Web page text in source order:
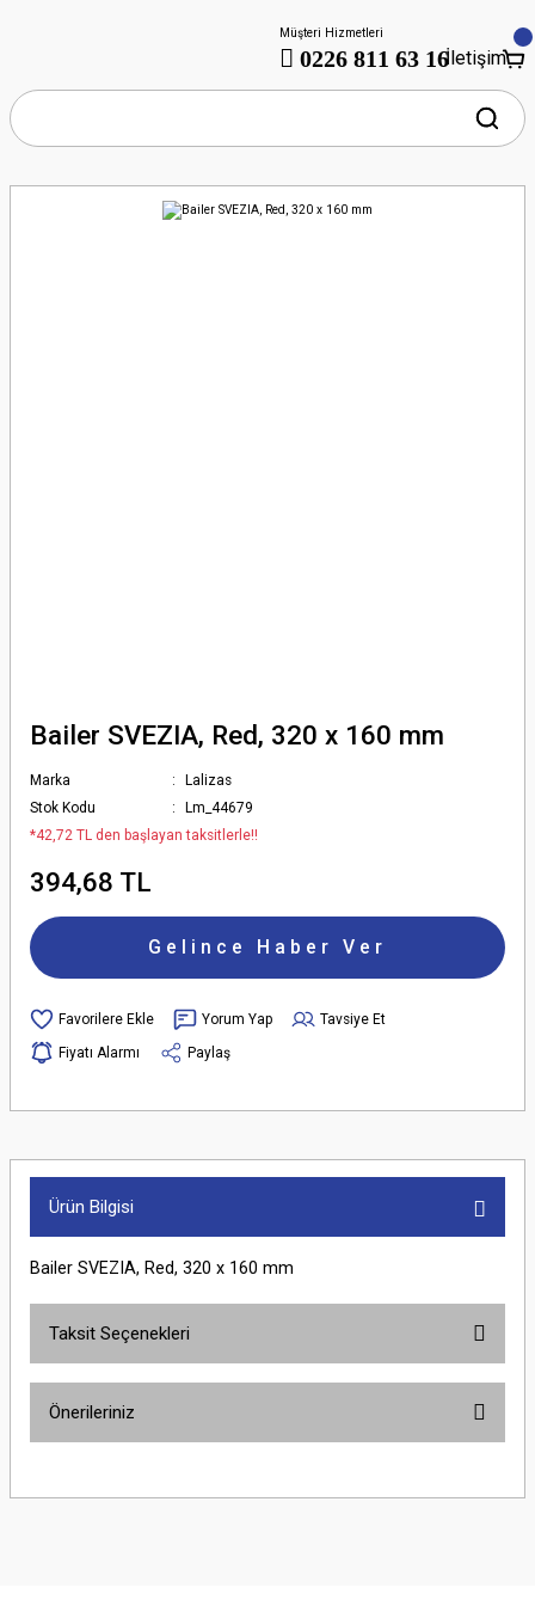
Müşteri Hizmetleri
0226 811 63 16İletişim
Bailer SVEZIA, Red, 320 x 160 mm
Marka
Lalizas
Stok Kodu
Lm_44679
*42,72 TL den başlayan taksitlerle!!
394,68 TL
Gelince Haber Ver
Yorum Yap
Tavsiye Et
Fiyatı Alarmı
Paylaş
Ürün Bilgisi
Bailer SVEZIA, Red, 320 x 160 mm
Taksit Seçenekleri
Önerileriniz
yetersiz gördüğünüz noktaları öneri formunu kullanarak tarafımıza